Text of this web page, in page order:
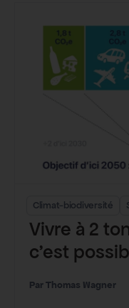
Climat-biodiversité
Vivre à 2
c’est
Thomas Wagner